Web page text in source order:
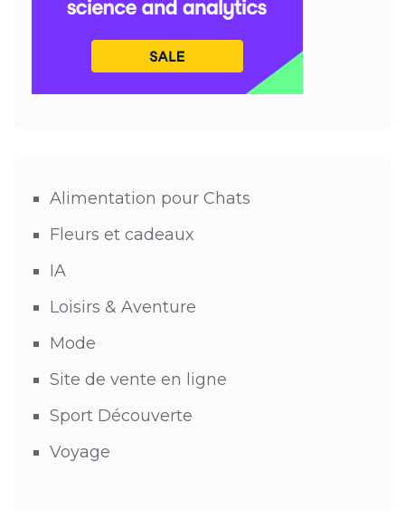
Alimentation pour Chats
Fleurs et cadeaux
IA
Loisirs & Aventure
Mode
Site de vente en ligne
Sport Découverte
Voyage